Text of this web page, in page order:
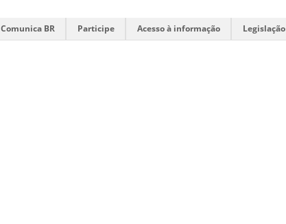
Comunica BR Participe Acesso à informação Legislação